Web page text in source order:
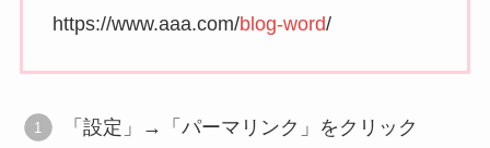
https://www.aaa.com/blog-word/
「設定」→「パーマリンク」をクリック